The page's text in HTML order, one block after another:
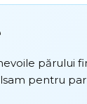
părului
pentru